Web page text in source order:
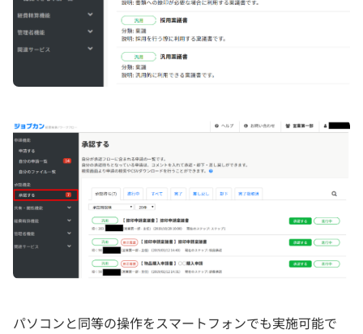
パソコンと同等の操作をスマートフォンでも実施可能で